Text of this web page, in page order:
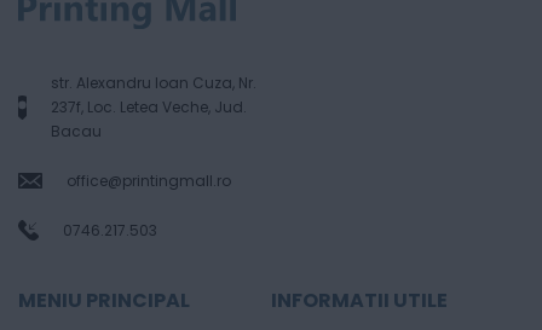
str. Alexandru Ioan Cuza, Nr.
237f, Loc. Letea Veche, Jud.
Bacau
office@printingmall.ro
0746.217.503
MENIU PRINCIPAL INFORMATII UTILE